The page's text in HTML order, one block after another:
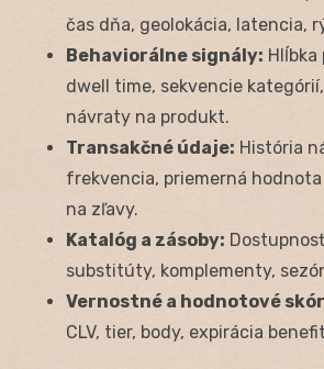
čas dňa, geolokácia, latencia,
Behaviorálne signály: Hlĺbka
dwell time, sekvencie
návraty na produkt.
Transakčné údaje: História
frekvencia, priemerná
na zľavy.
Katalóg a zásoby:
substitúty, komplementy,
Vernostné a hodnotové
CLV, tier, body, expirácia